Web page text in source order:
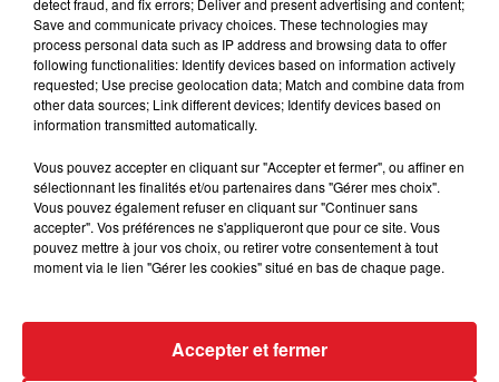
15 juillet 2026
BÉTHUNE: ENQUÊTE POUR HOMICIDE
VOLONTAIRE EN COURS, APRÈS LA...
Selon les premiers éléments, le logement servait
à des prostituées
detect fraud, and fix errors; Deliver and present advertising and content;
Save and communicate privacy choices. These technologies may
process personal data such as IP address and browsing data to offer
following functionalities: Identify devices based on information actively
requested; Use precise geolocation data; Match and combine data from
other data sources; Link different devices; Identify devices based on
information transmitted automatically.
Vous pouvez accepter en cliquant sur "Accepter et fermer", ou affiner en
sélectionnant les finalités et/ou partenaires dans "Gérer mes choix".
Vous pouvez également refuser en cliquant sur "Continuer sans
accepter". Vos préférences ne s'appliqueront que pour ce site. Vous
pouvez mettre à jour vos choix, ou retirer votre consentement à tout
moment via le lien "Gérer les cookies" situé en bas de chaque page.
Accepter et fermer